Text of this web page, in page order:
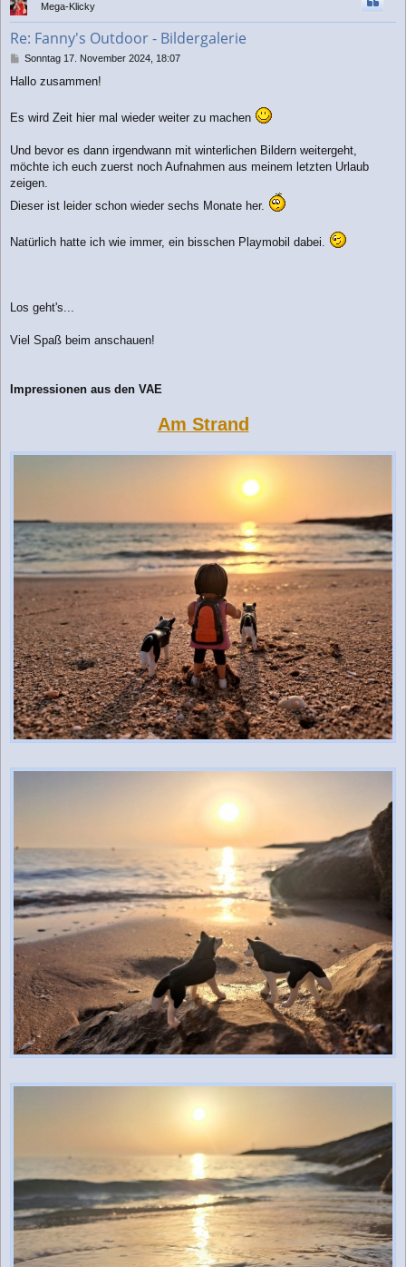
Mega-Klicky
Re: Fanny's Outdoor - Bildergalerie
B
i
Sonntag 17. November 2024, 18:07
Hallo zusammen!
Es wird Zeit hier mal wieder weiter zu machen
Und bevor es dann irgendwann mit winterlichen Bildern weitergeht,
möchte ich euch zuerst noch Aufnahmen aus meinem letzten Urlaub
zeigen.
Dieser ist leider schon wieder sechs Monate her.
Natürlich hatte ich wie immer, ein bisschen Playmobil dabei.
Los geht's...
Viel Spaß beim anschauen!
Impressionen aus den VAE
Am Strand